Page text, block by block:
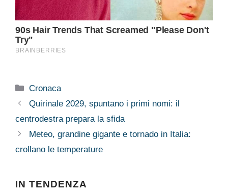
Categorie
Cronaca
Quirinale 2029, spuntano i primi nomi: il
centrodestra prepara la sfida
Meteo, grandine gigante e tornado in Italia:
crollano le temperature
IN TENDENZA